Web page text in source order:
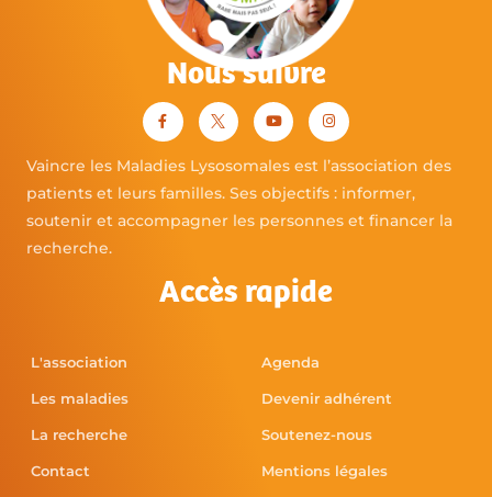
Nous suivre
Vaincre les Maladies Lysosomales est l’association des
patients et leurs familles. Ses objectifs : informer,
soutenir et accompagner les personnes et financer la
recherche.
Accès rapide
L'association
Les maladies
La recherche
Contact
Agenda
Devenir adhérent
Soutenez-nous
Mentions légales